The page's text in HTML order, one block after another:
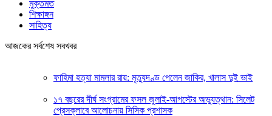
মুক্তমত
শিক্ষাঙ্গন
সাহিত্য
আজকের সর্বশেষ সবখবর
ফাহিমা হত্যা মামলার রায়: মৃত্যুদণ্ড পেলেন জাকির, খালাস দুই ভাই
১৭ বছরের দীর্ঘ সংগ্রামের ফসল জুলাই-আগস্টের অভ্যুত্থান: সিলেট
প্রেসক্লাবে আলোচনায় সিসিক প্রশাসক